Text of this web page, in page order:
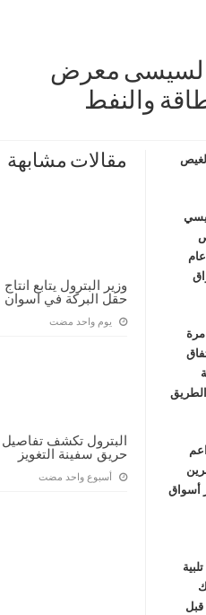
السيسى معرض
والنفط
مقالات مشابهة
وزير البترول يتابع انتاج
حقل البركة في اسوان
‏يوم واحد مضت
البترول تكشف تفاصيل
حريق سفينة التغويز
‏أسبوع واحد مضت
الطريق
أسواق
قبل